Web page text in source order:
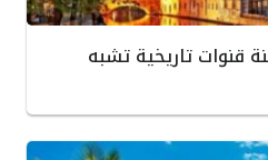
قنوات تاريخية تشبه